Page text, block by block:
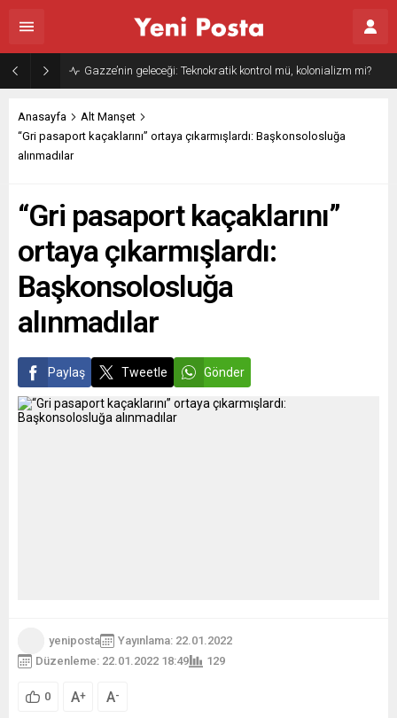
Gazze’nin geleceği: Teknokratik kontrol mü, kolonializm mi?
Anasayfa
Alt Manşet
“Gri pasaport kaçaklarını” ortaya çıkarmışlardı: Başkonsolosluğa
alınmadılar
“Gri pasaport kaçaklarını”
ortaya çıkarmışlardı:
Başkonsolosluğa
alınmadılar
Paylaş Tweetle Gönder
yeniposta
Yayınlama: 22.01.2022
Düzenleme: 22.01.2022 18:49
129
0 A+ A-